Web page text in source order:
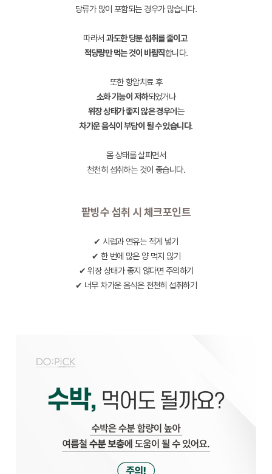
당류가 많이 포함되는 경우가 많습니다.
따라서과도한 당분 섭취를 줄이고
적당량만 먹는 것이 바람직합니다.
또한 항암치료 후
소화 기능이 저하되었거나
위장 상태가 좋지 않은 경우에는
차가운 음식이 부담이 될 수 있습니다.
몸 상태를 살피면서
천천히 섭취하는 것이 좋습니다.
팥빙수 섭취 시 체크포인트
✔ 시럽과 연유는 적게 넣기
✔ 한 번에 많은 양 먹지 않기
✔ 위장 상태가 좋지 않다면 주의하기
✔ 너무 차가운 음식은 천천히 섭취하기